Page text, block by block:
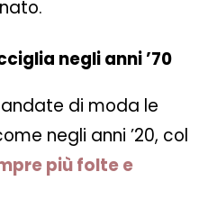
negli anni ’70
di moda le
negli anni ’20, col
più folte e